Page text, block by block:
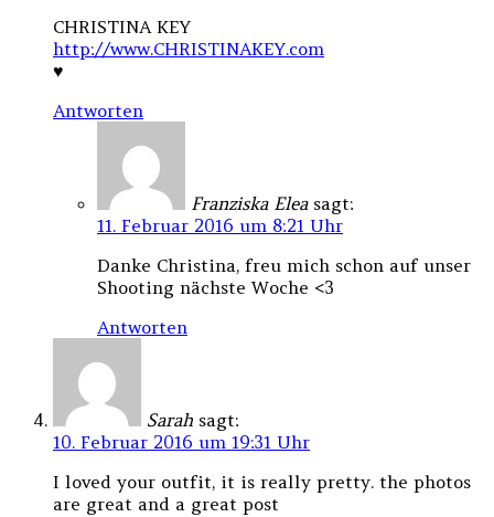
CHRISTINA KEY
http://www.CHRISTINAKEY.com
♥
Antworten
Franziska Elea sagt:
11. Februar 2016 um 8:21 Uhr
Danke Christina, freu mich schon auf unser
Shooting nächste Woche <3
Antworten
Sarah sagt:
10. Februar 2016 um 19:31 Uhr
I loved your outfit, it is really pretty. the photos
are great and a great post